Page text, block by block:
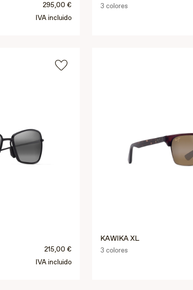
295,00 €
IVA incluido
3 colores
215,00 €
IVA incluido
KAWIKA XL
3 colores